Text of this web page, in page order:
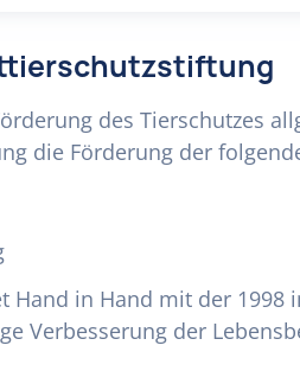
des Tierschutzes
die Förderung der
in Hand mit der
Verbesserung der